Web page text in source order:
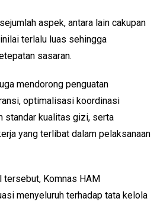
aspek, antara lain cakupan
terlalu luas sehingga
sasaran.
mendorong penguatan
optimalisasi koordinasi
standar kualitas gizi, serta
yang terlibat dalam pelaksanaan
tersebut, Komnas HAM
menyeluruh terhadap tata kelola